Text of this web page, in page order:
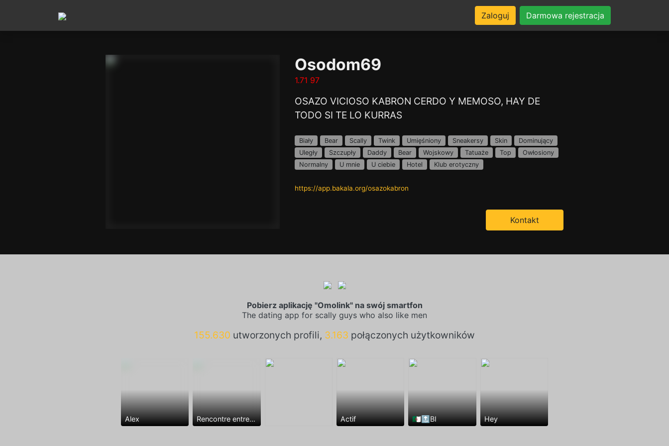
Zaloguj Darmowa rejestracja
Osodom69
1.71 97
OSAZO VICIOSO KABRON CERDO Y MEMOSO, HAY DE
TODO SI TE LO KURRAS
Biały Bear Scally Twink Umięśniony Sneakersy Skin
Dominujący
Uległy
Szczupły Daddy Bear Wojskowy Tatuaże Top
Owłosiony
Normalny
U mnie U ciebie Hotel Klub erotyczny
https://app.bakala.org/osazokabron
Kontakt
Pobierz aplikację "Omolink" na swój smartfon
The dating app for scally guys who also like men
155.630 utworzonych profili, 3.163 połączonych użytkowników
Alex Rencontre entre mecs Actif 🇩🇿🔝BI Hey